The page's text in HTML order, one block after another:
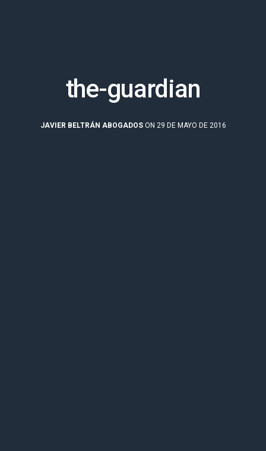
the-guardian
JAVIER BELTRÁN ABOGADOSON 29 DE MAYO DE 2016